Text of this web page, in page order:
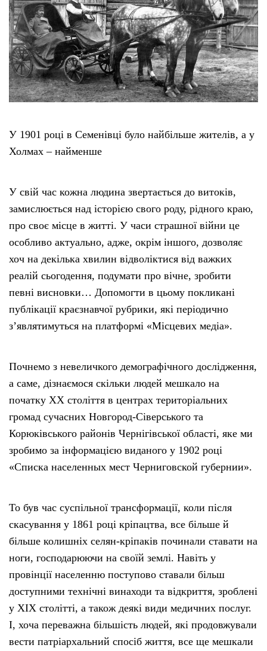
У 1901 році в Семенівці було найбільше жителів, а у
Холмах – найменше
У свій час кожна людина звертається до витоків,
замислюється над історією свого роду, рідного краю,
про своє місце в житті. У часи страшної війни це
особливо актуально, адже, окрім іншого, дозволяє
хоч на декілька хвилин відволіктися від важких
реалій сьогодення, подумати про вічне, зробити
певні висновки… Допомогти в цьому покликані
публікації краєзнавчої рубрики, які періодично
з’являтимуться на платформі «Місцевих медіа».
Почнемо з невеличкого демографічного дослідження,
а саме, дізнаємося скільки людей мешкало на
початку ХХ століття в центрах територіальних
громад сучасних Новгород-Сіверського та
Корюківського районів Чернігівської області, яке ми
зробимо за інформацією виданого у 1902 році
«Списка населенных мест Черниговской губернии».
То був час суспільної трансформації, коли після
скасування у 1861 році кріпацтва, все більше й
більше колишніх селян-кріпаків починали ставати на
ноги, господарюючи на своїй землі. Навіть у
провінції населенню поступово ставали більш
доступними технічні винаходи та відкриття, зроблені
у ХІХ столітті, а також деякі види медичних послуг.
І, хоча переважна більшість людей, які продовжували
вести патріархальний спосіб життя, все ще мешкали